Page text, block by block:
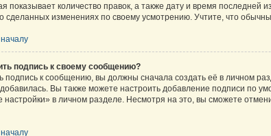
показывает количество правок, а также дату и время
сделанных изменениях по своему усмотрению. Учтите, что
подпись к своему сообщению?
подпись к сообщению, вы должны сначала создать её в личном
Вы также можете настроить добавление подписи по
настройки» в личном разделе. Несмотря на это, вы сможете